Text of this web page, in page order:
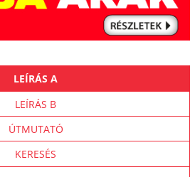
LEÍRÁS A
LEÍRÁS B
ÚTMUTATÓ
KERESÉS